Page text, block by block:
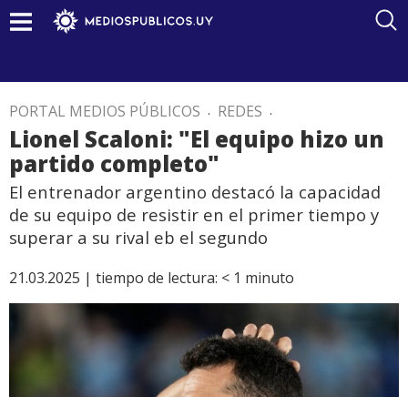
PORTAL MEDIOS PÚBLICOS . REDES .
Lionel Scaloni: "El equipo hizo un
partido completo"
El entrenador argentino destacó la capacidad
de su equipo de resistir en el primer tiempo y
superar a su rival eb el segundo
21.03.2025 | tiempo de lectura: < 1 minuto